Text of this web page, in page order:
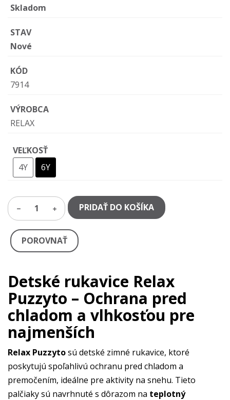
Skladom
STAV
Nové
KÓD
7914
VÝROBCA
RELAX
VEĽKOSŤ
4Y
6Y
1 PRIDAŤ DO KOŠÍKA
POROVNAŤ
Detské rukavice Relax
Puzzyto – Ochrana pred
chladom a vlhkosťou pre
najmenších
Relax Puzzytosú detské zimné rukavice, ktoré
poskytujú spoľahlivú ochranu pred chladom a
premočením, ideálne pre aktivity na snehu. Tieto
palčiaky sú navrhnuté s dôrazom na teplotný